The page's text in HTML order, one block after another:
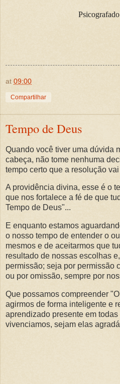
at 09:00
Compartilhar
Tempo de Deus
Quando você tiver uma dúvida
cabeça, não tome nenhuma
tempo certo que a resolução
A providência divina, esse é o
que nos fortalece a fé de que
Tempo de Deus"...
E enquanto estamos
o nosso tempo de entender o
mesmos e de aceitarmos que
resultado de nossas escolhas
permissão; seja por permissão
ou por omissão, sempre por
Que possamos compreender
agirmos de forma inteligente e
aprendizado presente em
vivenciamos, sejam elas